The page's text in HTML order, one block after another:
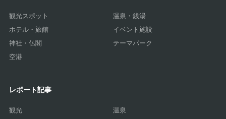
観光スポット
温泉・銭湯
ホテル・旅館
イベント施設
神社・仏閣
テーマパーク
空港
レポート記事
観光
温泉